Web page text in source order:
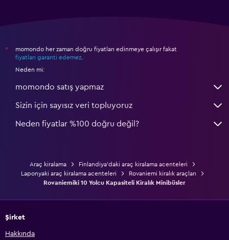
*
momondo her zaman doğru fiyatları edinmeye çalışır fakat
fiyatları garanti edemez.
Neden mi:
momondo satış yapmaz
Sizin için sayısız veri topluyoruz
Neden fiyatlar %100 doğru değil?
Araç kiralama
Finlandiya'daki araç kiralama acenteleri
Laponyaki araç kiralama acenteleri
Rovaniemi kiralık araçları
Rovaniemiki 10 Yolcu Kapasiteli Kiralık Minibüsler
Şirket
Hakkında